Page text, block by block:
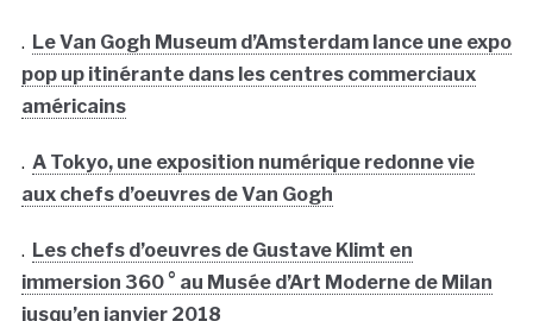
. Le Van Gogh Museum d’Amsterdam lance une expo
pop up itinérante dans les centres commerciaux
américains
. A Tokyo, une exposition numérique redonne vie
aux chefs d’oeuvres de Van Gogh
. Les chefs d’oeuvres de Gustave Klimt en
immersion 360 ° au Musée d’Art Moderne de Milan
jusqu’en janvier 2018